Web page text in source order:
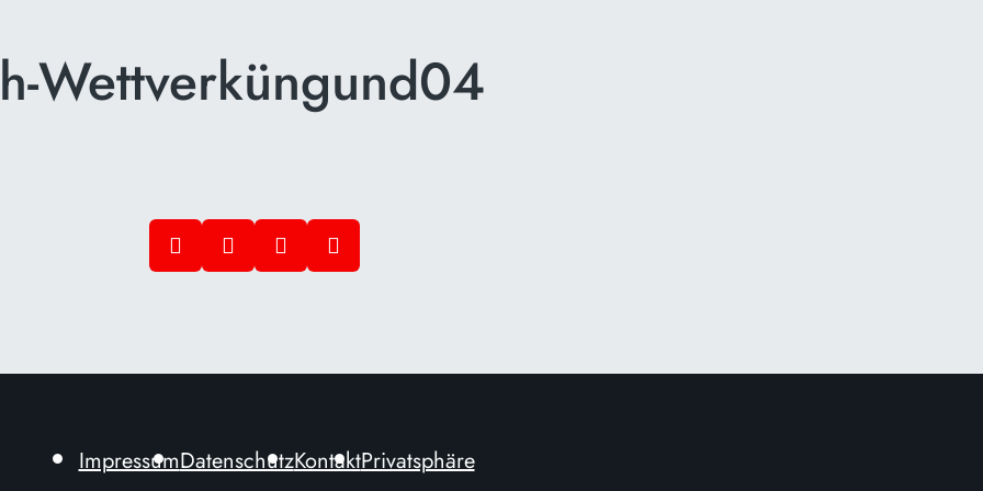
Wettverküngund04
ImpressumDatenschutzKontaktPrivatsphäre